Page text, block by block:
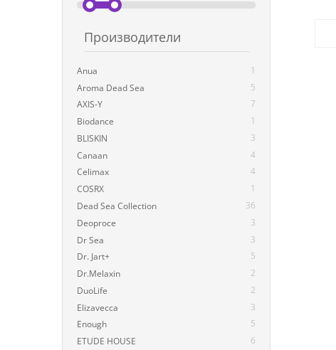
Производители
Anua
1
Aroma Dead Sea
5
AXIS-Y
7
Biodance
1
BLISKIN
3
Canaan
4
Celimax
4
COSRX
1
Dead Sea Collection
36
Deoproce
3
Dr Sea
3
Dr. Jart+
5
Dr.Melaxin
2
DuoLife
2
Elizavecca
3
Enough
5
ETUDE HOUSE
6